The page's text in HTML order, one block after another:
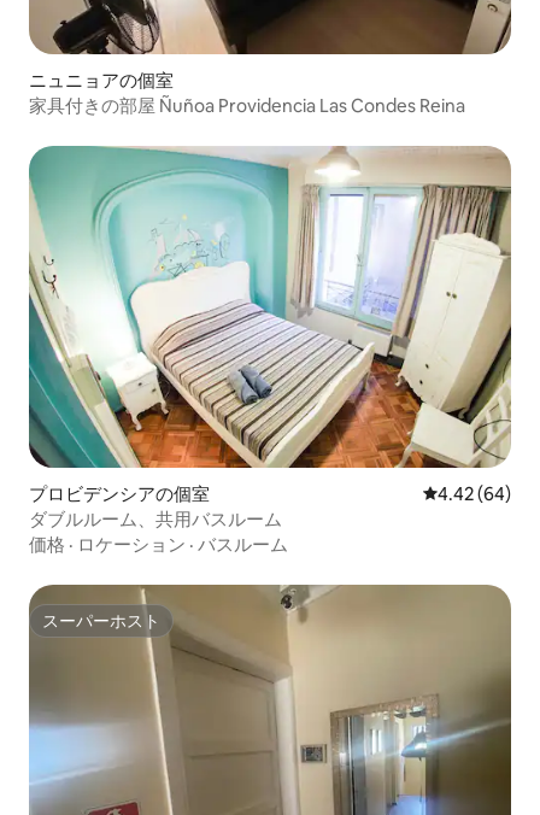
ニュニョアの個室
家具付きの部屋 Ñuñoa Providencia Las Condes Reina
プロビデンシアの個室 レビュー64
4.42 (64)
ダブルルーム、共用バスルーム
価格 · ロケーション · バスルーム
スーパーホスト
スーパーホスト